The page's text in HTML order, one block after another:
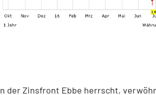
der Zinsfront Ebbe herrscht,